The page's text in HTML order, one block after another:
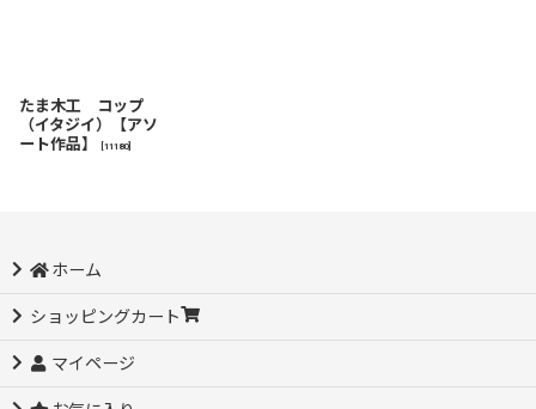
たま木工 コップ
（イタジイ）【アソ
ート作品】
11180]
ホーム
ショッピングカート
マイページ